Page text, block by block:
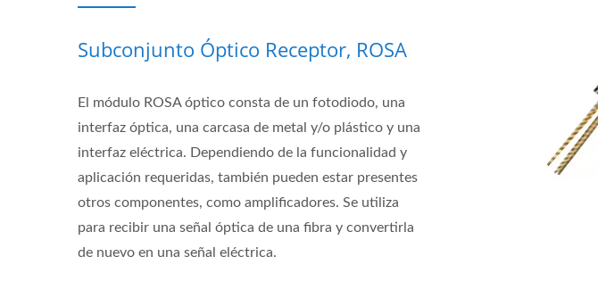
Subconjunto Óptico Receptor, ROSA
El módulo ROSA óptico consta de un fotodiodo, una
interfaz óptica, una carcasa de metal y/o plástico y una
interfaz eléctrica. Dependiendo de la funcionalidad y
aplicación requeridas, también pueden estar presentes
otros componentes, como amplificadores. Se utiliza
para recibir una señal óptica de una fibra y convertirla
de nuevo en una señal eléctrica.